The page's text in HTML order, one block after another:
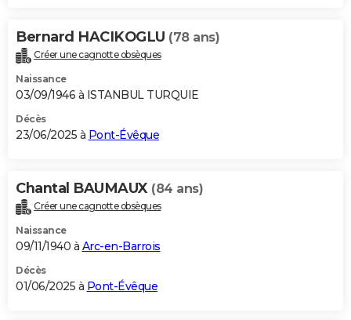
Bernard HACIKOGLU (78 ans)
Créer une cagnotte obsèques
Naissance
03/09/1946 à ISTANBUL TURQUIE
Décès
23/06/2025 à Pont-Évêque
Chantal BAUMAUX (84 ans)
Créer une cagnotte obsèques
Naissance
09/11/1940 à Arc-en-Barrois
Décès
01/06/2025 à Pont-Évêque